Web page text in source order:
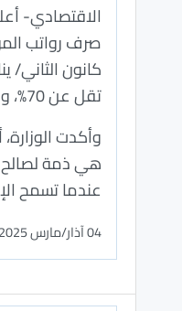
الاقتصادي-
صرف رواتب
كانون الثاني/
تقل عن 70%، وبحد أدناه 3500 شيكل.
وأكدت
هي ذمة
عندما تسمح
04 آذار/مارس 2025